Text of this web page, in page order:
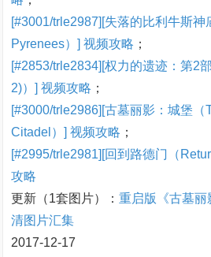
[#3001/trle2987][失落的比利牛斯神
Pyrenees）] 视频攻略 ；
[#2853/trle2834][权力的遗迹：第2
2)）] 视频攻略 ；
[#3000/trle2986][古墓丽影：城堡（
Citadel）] 视频攻略 ；
[#2995/trle2981][回到路德门（
攻略
更新（1套图片）： 重启版《古墓丽
清图片汇集
2017-12-17